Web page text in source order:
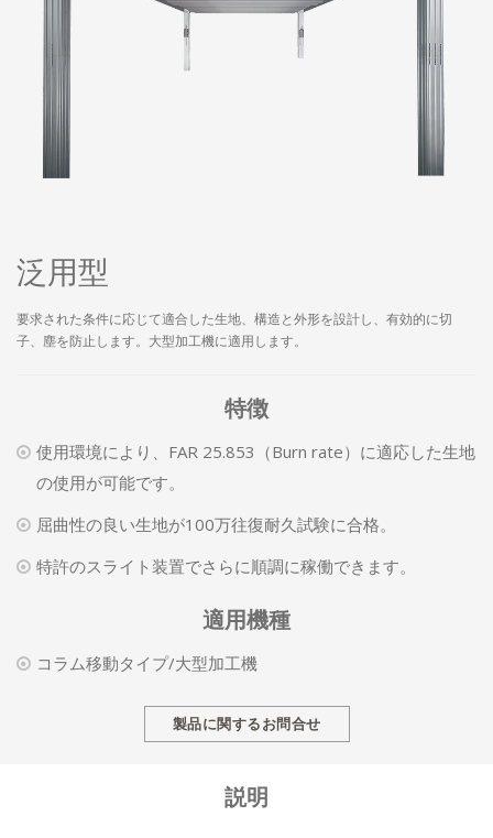
泛用型
要求された条件に応じて適合した生地、構造と外形を設計し、有効的に切
子、塵を防止します。大型加工機に適用します。
特徴
使用環境により、FAR 25.853（Burn rate）に適応した生地
の使用が可能です。
屈曲性の良い生地が100万往復耐久試験に合格。
特許のスライト装置でさらに順調に稼働できます。
適用機種
コラム移動タイプ/大型加工機
製品に関するお問合せ
説明